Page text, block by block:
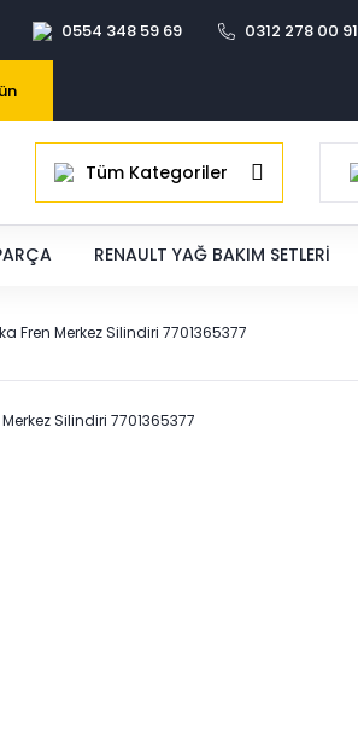
0554 348 59 69 0312 278 00 91
Tüm Kategoriler
RENAULT YAĞ BAKIM SETLERI
Fren Merkez Silindiri 7701365377